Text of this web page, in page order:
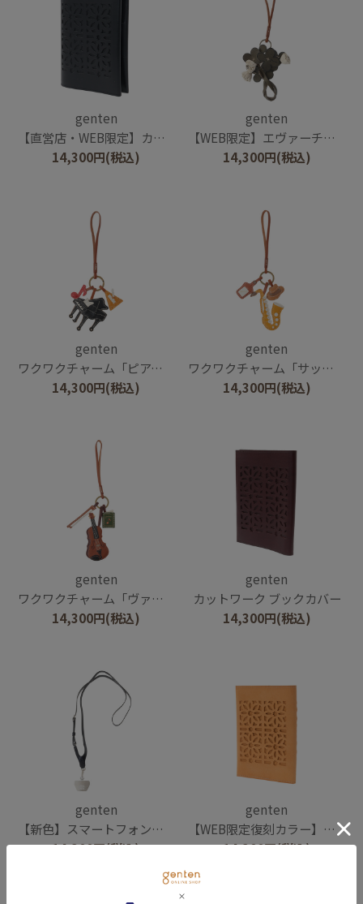
genten
【直営店・WEB限定】カットワーク ブックカバー
14,300円(税込)
genten
【WEB限定】エヴァーチャーム シロツメクサ
14,300円(税込)
genten
ワクワクチャーム「ピアノ」
14,300円(税込)
genten
ワクワクチャーム「サックス」
14,300円(税込)
genten
ワクワクチャーム「ヴァイオリン」
14,300円(税込)
genten
カットワーク ブックカバー
14,300円(税込)
genten
【新色】スマートフォンストラップ
14,300円(税込)
genten
【WEB限定復刻カラー】カットワーク ブックカバー
14,300円(税込)